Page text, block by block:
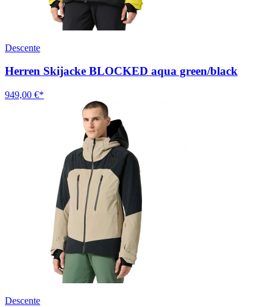
Descente
Herren Skijacke BLOCKED aqua green/black
949,00 €*
Descente